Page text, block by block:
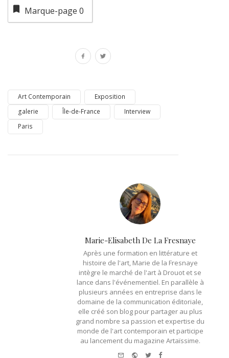
Marque-page 0
Art Contemporain
Exposition
galerie
Île-de-France
Interview
Paris
Marie-Elisabeth De La Fresnaye
Après une formation en littérature et
histoire de l'art, Marie de la Fresnaye
intègre le marché de l'art à Drouot et se
lance dans l'événementiel. En parallèle à
plusieurs années en entreprise dans le
domaine de la communication éditoriale,
elle créé son blog pour partager au plus
grand nombre sa passion et expertise du
monde de l'art contemporain et participe
au lancement du magazine Artaïssime.
Website
TwitterFacebook